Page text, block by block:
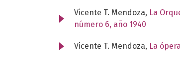
Vicente T. Mendoza, La
número 6, año 1940
Vicente T. Mendoza, La